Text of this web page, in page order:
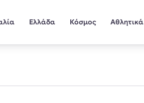
Ελλάδα Κόσμος Αθλητικά